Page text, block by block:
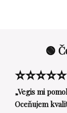
🟢
⭐⭐⭐⭐⭐
„Vegis mi
Oceňujem